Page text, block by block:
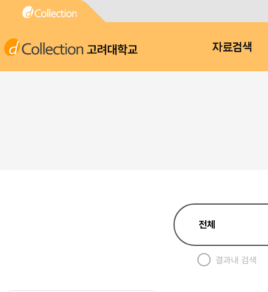
고려대학교 자료검색
결과내 검색